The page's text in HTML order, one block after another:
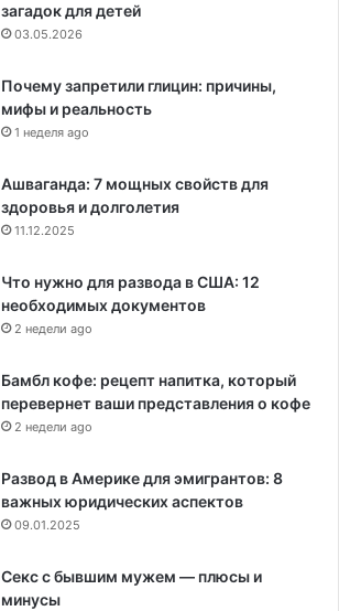
загадок для детей
03.05.2026
Почему запретили глицин: причины,
мифы и реальность
1 неделя ago
Ашваганда: 7 мощных свойств для
здоровья и долголетия
11.12.2025
Что нужно для развода в США: 12
необходимых документов
2 недели ago
Бамбл кофе: рецепт напитка, который
перевернет ваши представления о кофе
2 недели ago
Развод в Америке для эмигрантов: 8
важных юридических аспектов
09.01.2025
Секс с бывшим мужем — плюсы и
минусы